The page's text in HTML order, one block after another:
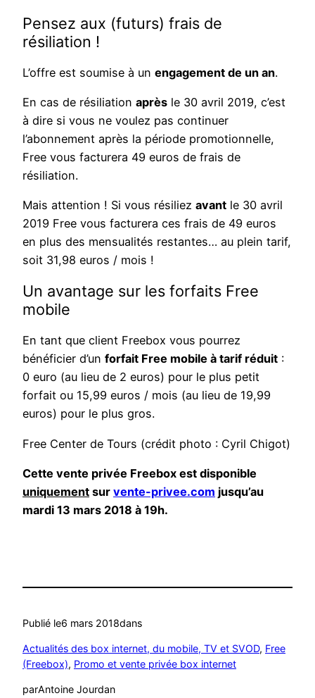
Pensez aux (futurs) frais de
résiliation !
L’offre est soumise à un engagement de un an.
En cas de résiliation après le 30 avril 2019, c’est
à dire si vous ne voulez pas continuer
l’abonnement après la période promotionnelle,
Free vous facturera 49 euros de frais de
résiliation.
Mais attention ! Si vous résiliez avant le 30 avril
2019 Free vous facturera ces frais de 49 euros
en plus des mensualités restantes… au plein tarif,
soit 31,98 euros / mois !
Un avantage sur les forfaits Free
mobile
En tant que client Freebox vous pourrez
bénéficier d’un forfait Free mobile à tarif réduit :
0 euro (au lieu de 2 euros) pour le plus petit
forfait ou 15,99 euros / mois (au lieu de 19,99
euros) pour le plus gros.
Free Center de Tours (crédit photo : Cyril Chigot)
Cette vente privée Freebox est disponible
uniquement sur vente-privee.com jusqu’au
mardi 13 mars 2018 à 19h.
Publié le6 mars 2018dans
Actualités des box internet, du mobile, TV et SVOD, Free
(Freebox), Promo et vente privée box internet
parAntoine Jourdan